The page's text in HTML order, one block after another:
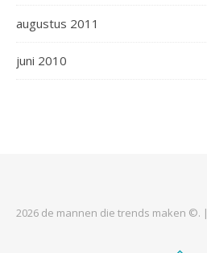
augustus 2011
juni 2010
2026 de mannen die trends maken ©. |